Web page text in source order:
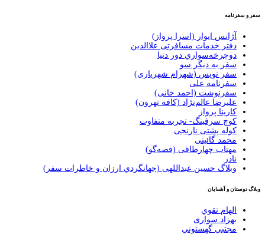
سفر و سفرنامه
آژانس ایوار (اسرا پرواز)
دفتر خدمات مسافرتی علاالدین
دوچرخه‌سواري دور دنيا
سفر به دیگر سو
سفر نویس (شهرام شهریاری)
سفرنامه علی
سفرنوشت (احمد خانی)
عليرضا عالم‌نژاد (كافه تهرون)
کارینا پرواز
کوچ سرفینگ- تجربه متفاوت
کوله پشتی نارنجی
محمد گائینی
مهتاب چهارطاقی (قصه‌گو)
نادر
وبلاگ حسين عبداللهی (جهانگردي ارزان و خاطرات سفر)
وبلاگ دوستان و آشنایان
الهام تقوي
بهزاد سواری
مجتبي گهستوني